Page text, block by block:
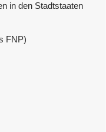
in den Stadtstaaten
FNP)